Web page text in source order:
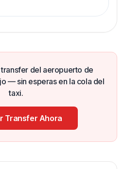
del aeropuerto de
— sin esperas en la cola del
taxi.
Transfer Ahora